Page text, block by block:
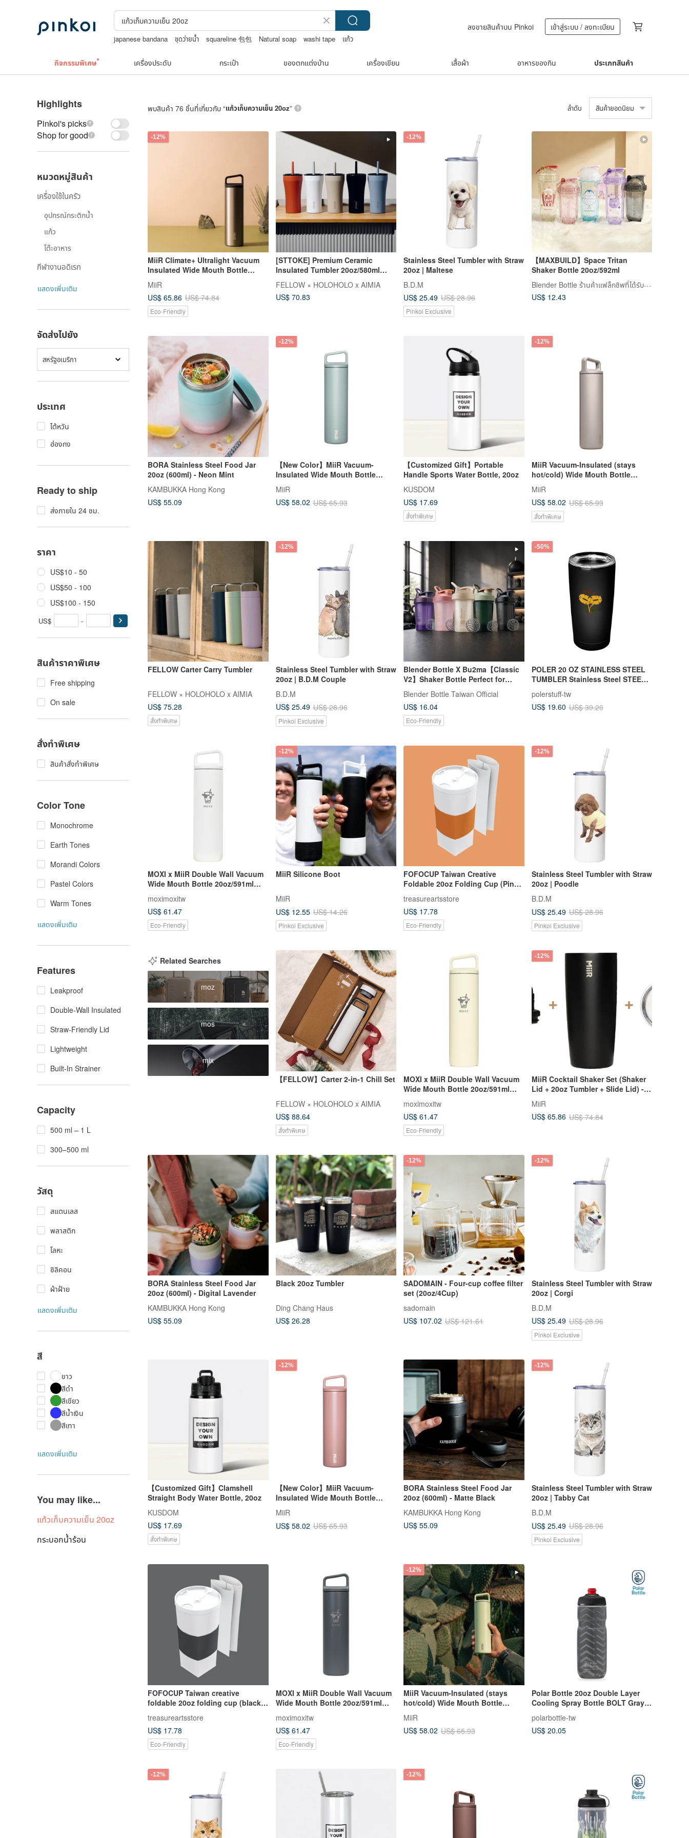
japanese bandana ชุดว่ายน้ำ squareline 包包 Natural soap washi tape
แก้ว
ลงขายสินค้าบน Pinkoi เข้าสู่ระบบ / ลงทะเบียน
กิจกรรมพิเศษ เครื่องประดับ กระเป๋า ของตกแต่งบ้าน เครื่องเขียน เสื้อผ้า อาหารของกิน ประเภทสินค้า
Highlights
Pinkoi's picks
Shop for good
หมวดหมู่สินค้า
เครื่องใช้ในครัว
อุปกรณ์กระติกน้ำ
แก้ว
โต๊ะอาหาร
กีฬางานอดิเรก
แสดงเพิ่มเติม
จัดส่งไปยัง
สหรัฐอเมริกา
ประเทศ
ไต้หวัน
ฮ่องกง
Ready to ship
ส่งภายใน 24 ชม.
ราคา
US$10 - 50
US$50 - 100
US$100 - 150
US$ -
สินค้าราคาพิเศษ
Free shipping
On sale
สั่งทำพิเศษ
สินค้าสั่งทำพิเศษ
Color Tone
Monochrome
Earth Tones
Morandi Colors
Pastel Colors
Warm Tones
แสดงเพิ่มเติม
Features
Leakproof
Double-Wall Insulated
Straw-Friendly Lid
Lightweight
Built-In Strainer
Capacity
500 ml – 1 L
300–500 ml
วัสดุ
สแตนเลส
พลาสติก
โลหะ
ซิลิคอน
ผ้าฝ้าย
แสดงเพิ่มเติม
สี
ขาว
สีดำ
สีเขียว
สีน้ำเงิน
สีเทา
แสดงเพิ่มเติม
You may like...
แก้วเก็บความเย็น 20oz
กระบอกน้ำร้อน
พบสินค้า 76 ชิ้นที่เกี่ยวกับ “แก้วเก็บความเย็น 20oz” ลำดับ สินค้ายอดนิยม
-12%
MiiR Climate+ Ultralight Vacuum
Insulated Wide Mouth Bottle
MiiR
US$ 65.86 US$ 74.84
Eco-Friendly
[STTOKE] Premium Ceramic
Insulated Tumbler 20oz/580ml
Cover
FELLOW × HOLOHOLO x AIMIA
US$ 70.83
-12%
Stainless Steel Tumbler with Straw
20oz | Maltese
B.D.M
US$ 25.49 US$ 28.96
Pinkoi Exclusive
【MAXBUILD】Space Tritan
Shaker Bottle 20oz/592ml
Blender Bottle ร้านค้าแฟล็กชิพที่ได้รับอนุญาตอย่างเป็นทางการ
US$ 12.43
BORA Stainless Steel Food Jar
20oz (600ml) - Neon Mint
KAMBUKKA Hong Kong
US$ 55.09
-12%
【New Color】MiiR Vacuum-
Insulated Wide Mouth Bottle
MiiR
US$ 58.02 US$ 65.93
【Customized Gift】Portable
Handle Sports Water Bottle, 20oz
KUSDOM
US$ 17.69
สั่งทำพิเศษ
-12%
MiiR Vacuum-Insulated (stays
hot/cold) Wide Mouth Bottle
MiiR
US$ 58.02 US$ 65.93
สั่งทำพิเศษ
FELLOW Carter Carry Tumbler
FELLOW × HOLOHOLO x AIMIA
US$ 75.28
สั่งทำพิเศษ
-12%
Stainless Steel Tumbler with Straw
20oz | B.D.M Couple
B.D.M
US$ 25.49 US$ 28.96
Pinkoi Exclusive
Blender Bottle X Bu2ma【Classic
V2】Shaker Bottle Perfect for
Protein Shakes 20oz
Blender Bottle Taiwan Official
US$ 16.04
Eco-Friendly
-50%
POLER 20 OZ STAINLESS STEEL
TUMBLER Stainless Steel STEEL
TUMBLER BLACK
polerstuff-tw
US$ 19.60 US$ 39.20
MOXI x MiiR Double Wall Vacuum
Wide Mouth Bottle 20oz/591ml
moximoxitw
US$ 61.47
Eco-Friendly
-12%
MiiR Silicone Boot
MiiR
US$ 12.55 US$ 14.26
Pinkoi Exclusive
FOFOCUP Taiwan Creative
Foldable 20oz Folding Cup (Pink
treasureartsstore
US$ 17.78
Eco-Friendly
-12%
Stainless Steel Tumbler with Straw
20oz | Poodle
B.D.M
US$ 25.49 US$ 28.96
Pinkoi Exclusive
Related Searches
moz
mos
mix
【FELLOW】Carter 2-in-1 Chill Set
FELLOW × HOLOHOLO x AIMIA
US$ 88.64
สั่งทำพิเศษ
MOXI x MiiR Double Wall Vacuum
Wide Mouth Bottle 20oz/591ml
moximoxitw
US$ 61.47
Eco-Friendly
-12%
MiiR Cocktail Shaker Set (Shaker
Lid + 20oz Tumbler + Slide Lid) -
MiiR
US$ 65.86 US$ 74.84
BORA Stainless Steel Food Jar
20oz (600ml) - Digital Lavender
KAMBUKKA Hong Kong
US$ 55.09
Black 20oz Tumbler
Ding Chang Haus
US$ 26.28
-12%
SADOMAIN - Four-cup coffee filter
set (20oz/4Cup)
sadomain
US$ 107.02 US$ 121.61
-12%
Stainless Steel Tumbler with Straw
20oz | Corgi
B.D.M
US$ 25.49 US$ 28.96
Pinkoi Exclusive
【Customized Gift】Clamshell
Straight Body Water Bottle, 20oz
KUSDOM
US$ 17.69
สั่งทำพิเศษ
-12%
【New Color】MiiR Vacuum-
Insulated Wide Mouth Bottle
20oz/591ml Rosewood Pink
MiiR
US$ 58.02 US$ 65.93
BORA Stainless Steel Food Jar
20oz (600ml) - Matte Black
KAMBUKKA Hong Kong
US$ 55.09
-12%
Stainless Steel Tumbler with Straw
20oz | Tabby Cat
B.D.M
US$ 25.49 US$ 28.96
Pinkoi Exclusive
FOFOCUP Taiwan creative
foldable 20oz folding cup (black
treasureartsstore
US$ 17.78
Eco-Friendly
MOXI x MiiR Double Wall Vacuum
Wide Mouth Bottle 20oz/591ml
moximoxitw
US$ 61.47
Eco-Friendly
-12%
MiiR Vacuum-Insulated (stays
hot/cold) Wide Mouth Bottle
MiiR
US$ 58.02 US$ 65.93
Polar Bottle 20oz Double Layer
Cooling Spray Bottle BOLT Gray
polarbottle-tw
US$ 20.05
-12% -12%